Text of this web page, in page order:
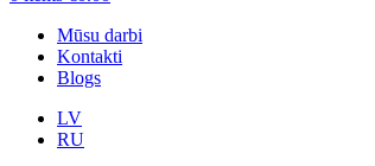
Mūsu darbi
Kontakti
Blogs
LV
RU